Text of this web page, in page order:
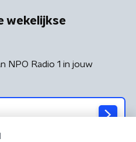
wekelijkse
NPO Radio 1 in jouw